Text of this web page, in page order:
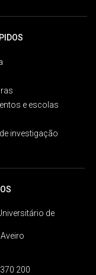
e escolas
investigação
de
200